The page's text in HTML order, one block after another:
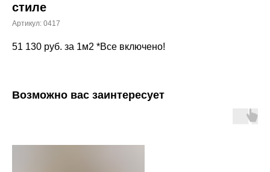
стиле
Артикул: 0417
51 130 руб. за 1м2 *Все включено!
Возможно вас заинтересует